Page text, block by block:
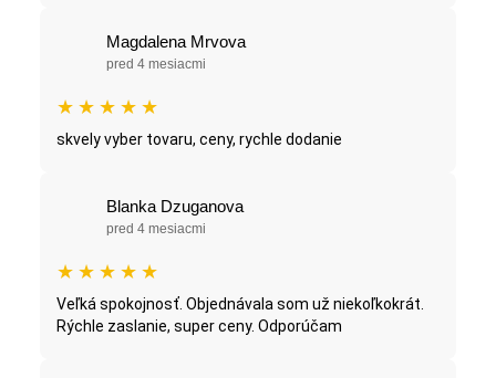
Magdalena Mrvova
pred 4 mesiacmi
★ ★ ★ ★ ★
skvely vyber tovaru, ceny, rychle dodanie
Blanka Dzuganova
pred 4 mesiacmi
★ ★ ★ ★ ★
Veľká spokojnosť. Objednávala som už niekoľkokrát.
Rýchle zaslanie, super ceny. Odporúčam